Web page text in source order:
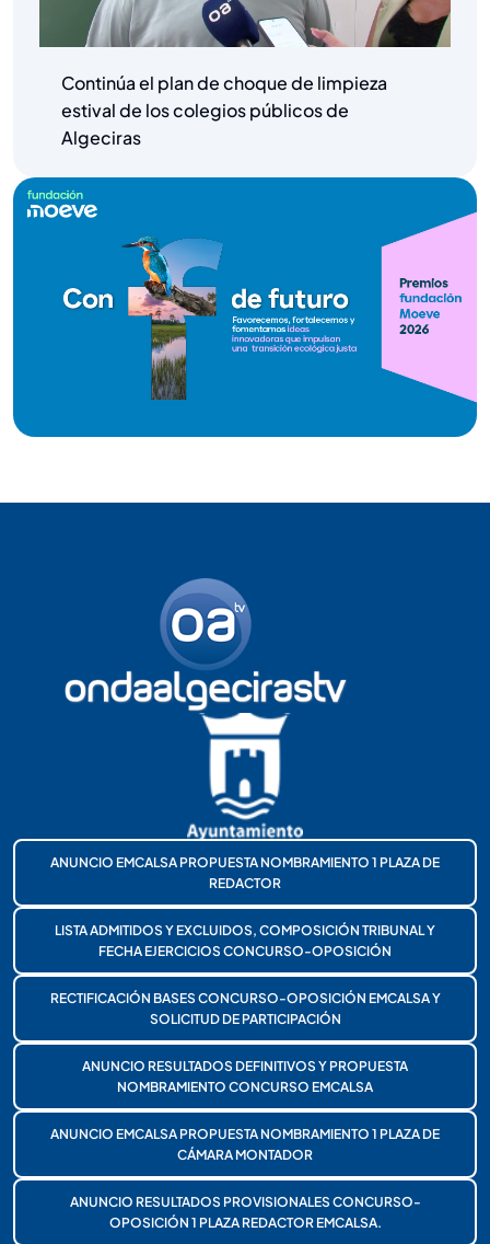
Continúa el plan de choque de limpieza
estival de los colegios públicos de
Algeciras
ANUNCIO EMCALSA PROPUESTA NOMBRAMIENTO 1 PLAZA DE
REDACTOR
LISTA ADMITIDOS Y EXCLUIDOS, COMPOSICIÓN TRIBUNAL Y
FECHA EJERCICIOS CONCURSO-OPOSICIÓN
RECTIFICACIÓN BASES CONCURSO-OPOSICIÓN EMCALSA Y
SOLICITUD DE PARTICIPACIÓN
ANUNCIO RESULTADOS DEFINITIVOS Y PROPUESTA
NOMBRAMIENTO CONCURSO EMCALSA
ANUNCIO EMCALSA PROPUESTA NOMBRAMIENTO 1 PLAZA DE
CÁMARA MONTADOR
ANUNCIO RESULTADOS PROVISIONALES CONCURSO-
OPOSICIÓN 1 PLAZA REDACTOR EMCALSA.